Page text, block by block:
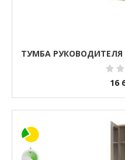
ТУМБА РУКОВОДИТЕЛЯ
16